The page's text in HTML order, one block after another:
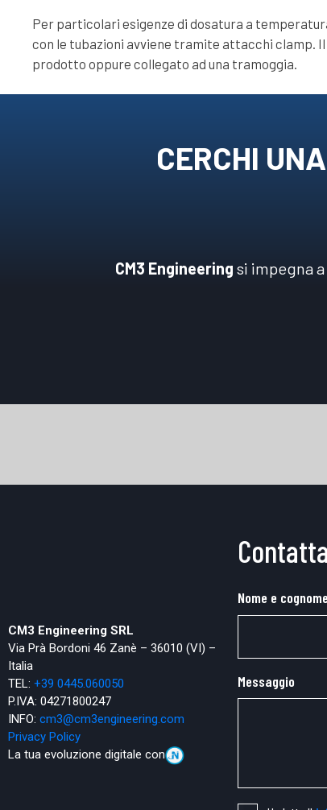
Per particolari esigenze di dosatura a
con le tubazioni avviene tramite attacchi clamp.
prodotto oppure collegato ad una tramoggia.
CERCHI
CM3 Engineering si impegna
CM3 Engineering SRL
Via Prà Bordoni 46 Zanè – 36010 (VI) –
Italia
TEL: +39 0445.060050
P.IVA: 04271800247
INFO: cm3@cm3engineering.com
Privacy Policy
La tua evoluzione digitale con
Nome e cognome
Messaggio